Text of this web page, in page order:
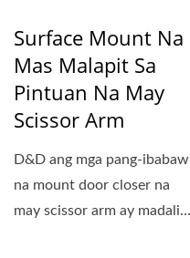
Surface Mount Na
Mas Malapit Sa
Pintuan Na May
Scissor Arm
D&D ang mga pang-ibabaw
na mount door closer na
may scissor arm ay madali